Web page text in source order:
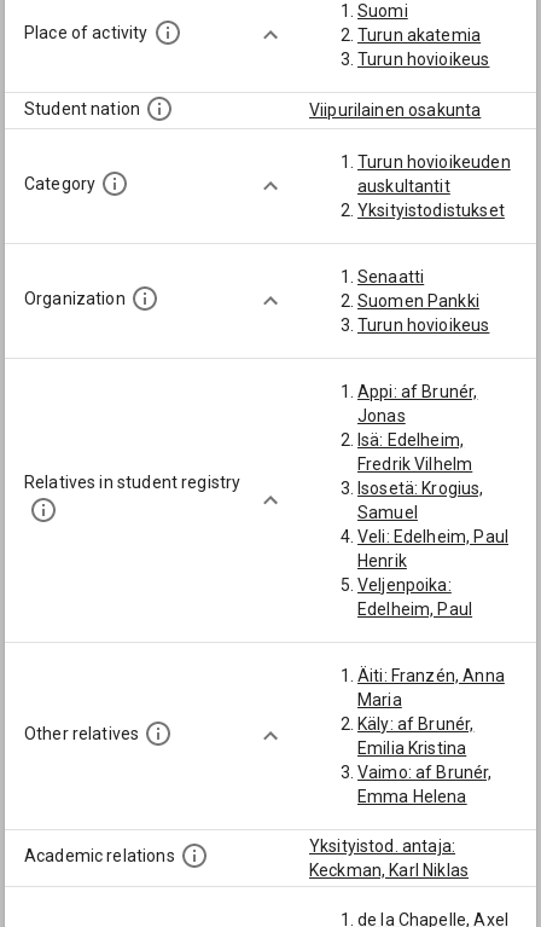
tuomarintutkinto
valtiopäivämies
Place of activity
Suomi
Turun akatemia
Turun hovioikeus
Student nation Viipurilainen osakunta
Category
Turun hovioikeuden
auskultantit
Yksityistodistukset
Organization
Senaatti
Suomen Pankki
Turun hovioikeus
Relatives in student registry
Appi: af Brunér,
Jonas
Isä: Edelheim,
Fredrik Vilhelm
Isosetä: Krogius,
Samuel
Veli: Edelheim, Paul
Henrik
Veljenpoika:
Edelheim, Paul
Other relatives
Äiti: Franzén, Anna
Maria
Käly: af Brunér,
Emilia Kristina
Vaimo: af Brunér,
Emma Helena
Academic relations
Yksityistod. antaja:
Keckman, Karl Niklas
de la Chapelle, Axel